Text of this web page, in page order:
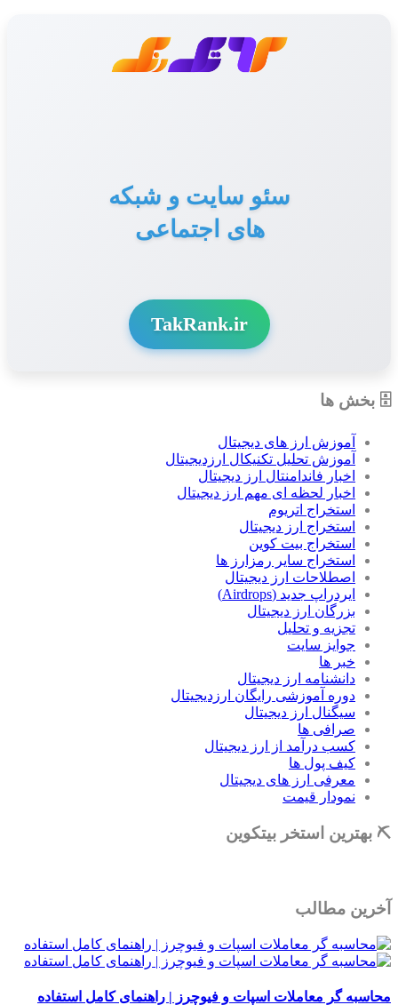
سئو سایت و شبکه
های اجتماعی
TakRank.ir
🗄 بخش ها
آموزش ارز های دیجیتال
آموزش تحلیل تکنیکال ارزدیجیتال
اخبار فاندامنتال ارز دیجیتال
اخبار لحظه ای مهم ارز دیجیتال
استخراج اتریوم
استخراج ارز دیجیتال
استخراج بیت کوین
استخراج سایر رمزارز ها
اصطلاحات ارز دیجیتال
ایردراپ جدید (Airdrops)
بزرگان ارز دیجیتال
تجزیه و تحلیل
جوایز سایت
خبر ها
دانشنامه ارز دیجیتال
دوره آموزشی رایگان ارزدیجیتال
سیگنال ارز دیجیتال
صرافی ها
کسب درآمد از ارز دیجیتال
کیف پول ها
معرفی ارز های دیجیتال
نمودار قیمت
⛏ بهترین استخر بیتکوین
آخرین مطالب
محاسبه گر معاملات اسپات و فیوچرز | راهنمای کامل استفاده